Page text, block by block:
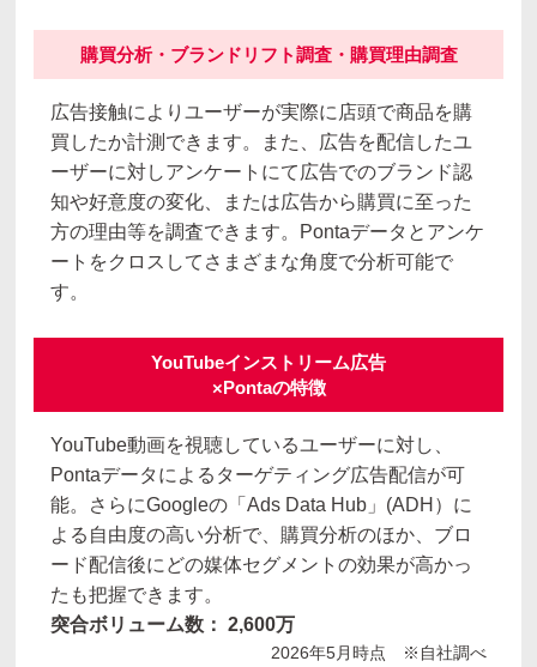
購買分析・ブランドリフト調査・ 購買理由調査
広告接触によりユーザーが実際に店頭で商品を購
買したか計測できます。また、広告を配信したユ
ーザーに対しアンケートにて広告でのブランド認
知や好意度の変化、または広告から購買に至った
方の理由等を調査できます。Pontaデータとアンケ
ートをクロスしてさまざまな角度で分析可能で
す。
YouTubeインストリーム広告
×Pontaの特徴
YouTube動画を視聴しているユーザーに対し、
Pontaデータによるターゲティング広告配信が可
能。さらにGoogleの「Ads Data Hub」(ADH）に
よる自由度の高い分析で、購買分析のほか、ブロ
ード配信後にどの媒体セグメントの効果が高かっ
たも把握できます。
突合ボリューム数： 2,600万
2026年5月時点 ※自社調べ